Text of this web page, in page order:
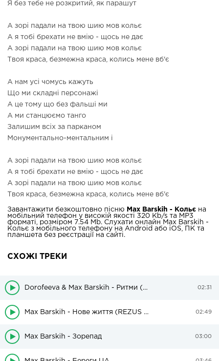
Я без тебе не розкритий, як парашут
А зорі падали на твою шию мов кольє
А я тобі брехати не вмію - щось не дає
А зорі падали на твою шию мов кольє
Твоя краса, безмежна краса, колись мене вб'є
А нам усі чомусь кажуть
Що ми складні персонажі
А це тому що без фальші ми
А ми станцюємо танго
Залишим всіх за парканом
Монументально-ментальним і
А зорі падали на твою шию мов кольє
А я тобі брехати не вмію - щось не дає
А зорі падали на твою шию мов кольє
Твоя краса, безмежна краса, колись мене вб'є
Завантажити безкоштовно пісню Max Barskih - Кольє на
мобільний телефон у високій якості 320 Kb/s та MP3
форматі, розміром 7.54 Mb. Слухати онлайн Max Barskih -
Кольє з мобільного телефону на Android або iOS, ПК та
планшета без реєстрації на сайті.
СХОЖІ ТРЕКИ
Dorofeeva & Max Barskih - Ритми (Harland Kasten Remix) 02:31
Max Barskih - Нове життя (REZUS & Mike Stazz Remix) 02:49
Max Barskih - Зорепад 03:00